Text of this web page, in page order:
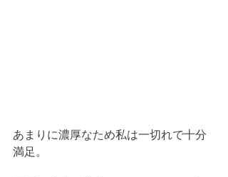
あまりに濃厚なため私は一切れで十分
満足。